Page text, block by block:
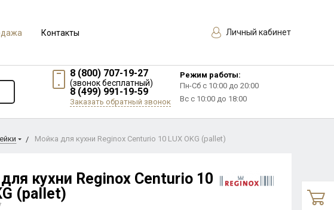
Контакты Личный кабинет
8 (800) 707-19-27
(звонок бесплатный)
8 (499) 991-19-59
Заказать обратный звонок
Режим работы:
Пн-Сб с 10:00 до 20:00
Вс с 10:00 до 18:00
Мойка для кухни Reginox Centurio 10 LUX OKG (pallet)
кухни Reginox Centurio 10
(pallet)